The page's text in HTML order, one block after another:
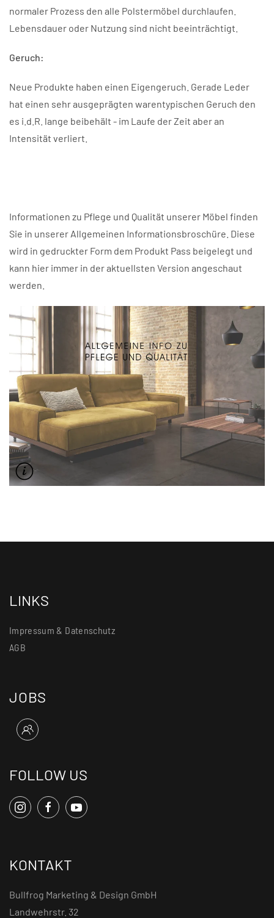
normaler Prozess den alle Polstermöbel durchlaufen.
Lebensdauer oder Nutzung sind nicht beeinträchtigt.
Geruch:
Neue Produkte haben einen Eigengeruch. Gerade Leder
hat einen sehr ausgeprägten warentypischen Geruch den
es i.d.R. lange beibehält - im Laufe der Zeit aber an
Intensität verliert.
Informationen zu Pflege und Qualität unserer Möbel finden
Sie in unserer Allgemeinen Informationsbroschüre. Diese
wird in gedruckter Form dem Produkt Pass beigelegt und
kann hier immer in der aktuellsten Version angeschaut
werden.
LINKS
Impressum & Datenschutz
AGB
JOBS
FOLLOW US
KONTAKT
Bullfrog Marketing & Design GmbH
Landwehrstr. 32